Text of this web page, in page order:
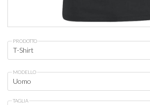
PRODOTTO
MODELLO
TAGLIA